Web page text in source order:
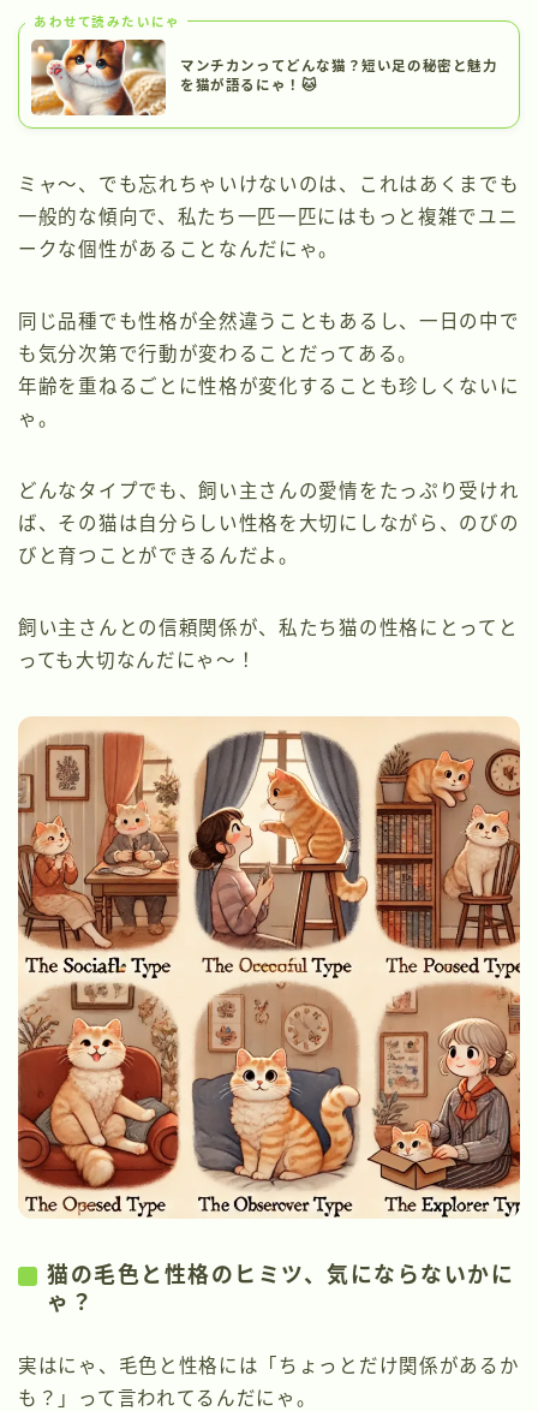
あわせて読みたいにゃ
マンチカンってどんな猫？短い足の秘密と魅力
を猫が語るにゃ！🐱
ミャ～、でも忘れちゃいけないのは、これはあくまでも
一般的な傾向で、私たち一匹一匹にはもっと複雑でユニ
ークな個性があることなんだにゃ。
同じ品種でも性格が全然違うこともあるし、一日の中で
も気分次第で行動が変わることだってある。
年齢を重ねるごとに性格が変化することも珍しくないに
ゃ。
どんなタイプでも、飼い主さんの愛情をたっぷり受けれ
ば、その猫は自分らしい性格を大切にしながら、のびの
びと育つことができるんだよ。
飼い主さんとの信頼関係が、私たち猫の性格にとってと
っても大切なんだにゃ～！
猫の毛色と性格のヒミツ、気にならないかに
ゃ？
実はにゃ、毛色と性格には「ちょっとだけ関係があるか
も？」って言われてるんだにゃ。